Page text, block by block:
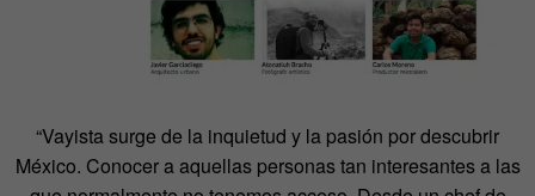
“Vayista surge de la inquietud y la pasión por descubrir
México. Conocer a aquellas personas tan interesantes a las